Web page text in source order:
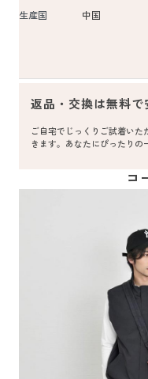
生産国 中国
返品・交換は無料で
ご自宅でじっくりご試着い
きます。あなたにぴったりの
コ